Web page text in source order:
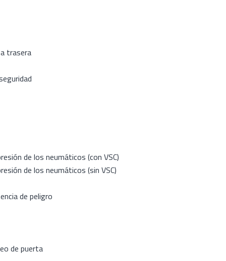
trasera
de los neumáticos (con VSC)
de los neumáticos (sin VSC)
de peligro
de puerta